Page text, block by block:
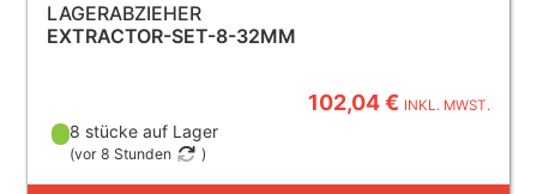
LAGERABZIEHER
EXTRACTOR-SET-8-32MM
102,04 € INKL. MWST.
8 stücke auf Lager
(vor 8 Stunden )